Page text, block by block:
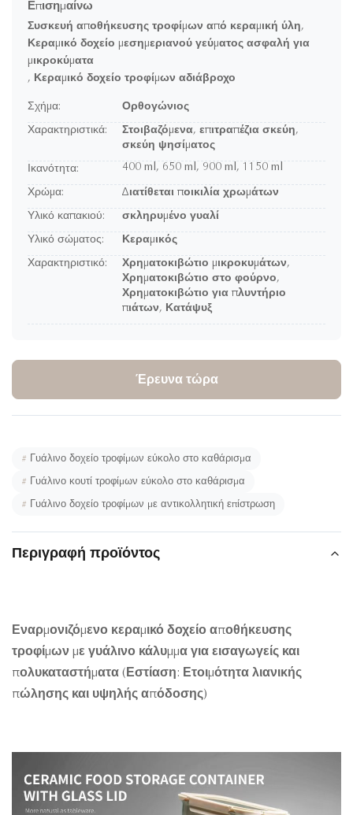
Επισημαίνω
Συσκευή αποθήκευσης τροφίμων από κεραμική ύλη,
Κεραμικό δοχείο μεσημεριανού γεύματος ασφαλή για
μικροκύματα
, Κεραμικό δοχείο τροφίμων αδιάβροχο
Σχήμα: Ορθογώνιος
Χαρακτηριστικά:
Στοιβαζόμενα, επιτραπέζια σκεύη,
σκεύη ψησίματος
Ικανότητα: 400 ml, 650 ml, 900 ml, 1150 ml
Χρώμα: Διατίθεται ποικιλία χρωμάτων
Υλικό καπακιού: σκληρυμένο γυαλί
Υλικό σώματος: Κεραμικός
Χαρακτηριστικό:
Χρηματοκιβώτιο μικροκυμάτων,
Χρηματοκιβώτιο στο φούρνο,
Χρηματοκιβώτιο για πλυντήριο
πιάτων, Κατάψυξ
Έρευνα τώρα
# Γυάλινο δοχείο τροφίμων εύκολο στο καθάρισμα
# Γυάλινο κουτί τροφίμων εύκολο στο καθάρισμα
# Γυάλινο δοχείο τροφίμων με αντικολλητική επίστρωση
Περιγραφή προϊόντος
Εναρμονιζόμενο κεραμικό δοχείο αποθήκευσης
τροφίμων με γυάλινο κάλυμμα για εισαγωγείς και
πολυκαταστήματα (Εστίαση: Ετοιμότητα λιανικής
πώλησης και υψηλής απόδοσης)